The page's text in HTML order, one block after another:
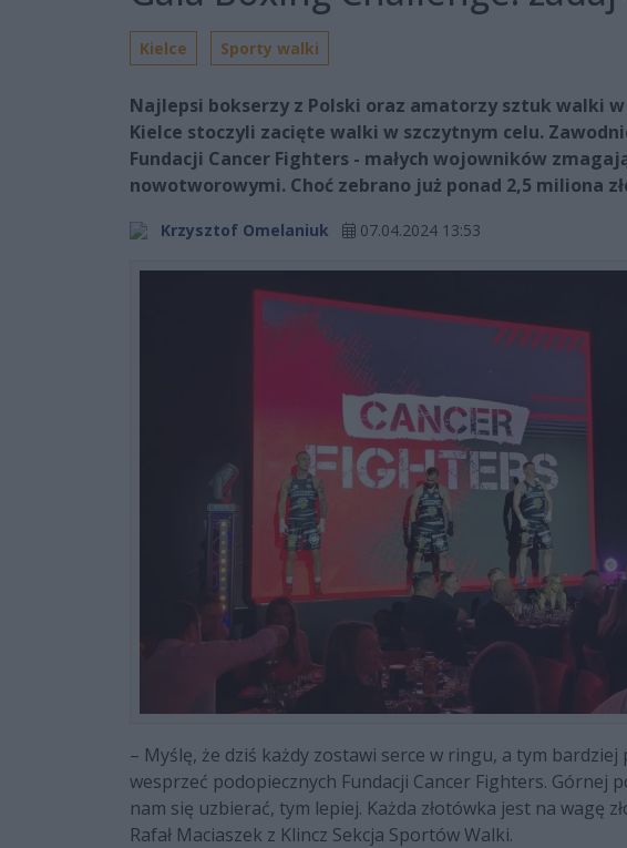
Kielce Sporty walki
Najlepsi bokserzy z Polski oraz amatorzy sztuk walki
Kielce stoczyli zacięte walki w szczytnym celu.
Fundacji Cancer Fighters - małych wojowników
nowotworowymi. Choć zebrano już ponad 2,5 miliona
Krzysztof Omelaniuk 07.04.2024 13:53
– Myślę, że dziś każdy zostawi serce w ringu, a tym
wesprzeć podopiecznych Fundacji Cancer Fighters. Górnej
nam się uzbierać, tym lepiej. Każda złotówka jest na wagę
Rafał Maciaszek z Klincz Sekcja Sportów Walki.